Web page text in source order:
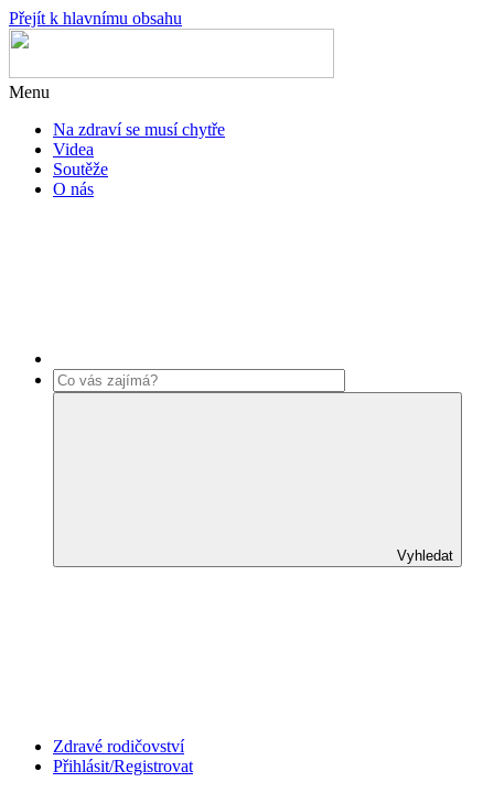
Přejít k hlavnímu obsahu
Menu
Na zdraví se musí chytře
Videa
Soutěže
O nás
Vyhledat
Zdravé rodičovství
Přihlásit/Registrovat